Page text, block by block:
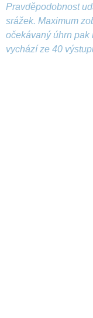
Pravděpodobnost
srážek. Maximum
očekávaný úhrn
vychází ze 40